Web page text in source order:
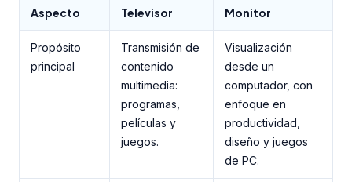
Aspecto Televisor Monitor
Propósito
principal
Transmisión de
contenido
multimedia:
programas,
películas y
juegos.
Visualización
desde un
computador, con
enfoque en
productividad,
diseño y juegos
de PC.